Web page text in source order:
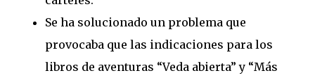
Se ha solucionado un problema que
provocaba que las indicaciones para los
libros de aventuras “Veda abierta” y “Más